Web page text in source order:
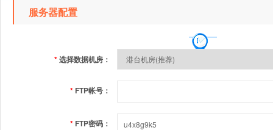
服务器配置
*选择数据机房：
* FTP帐号：
* FTP密码：